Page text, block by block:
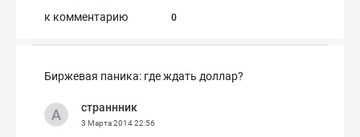
к комментарию 0
Биржевая паника: где ждать доллар?
страннник
3 Марта 201422:56